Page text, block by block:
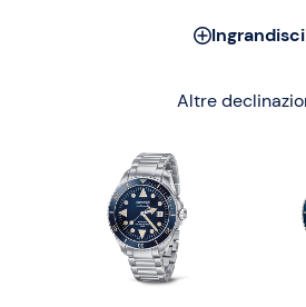
Ingrandisci
Altre